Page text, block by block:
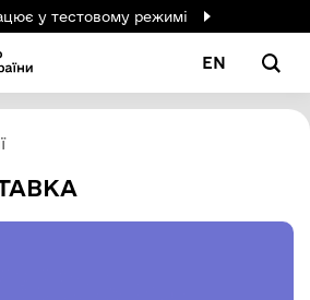
у тестовому режимі
EN